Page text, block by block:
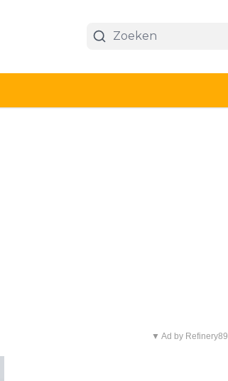
▼ Ad by Refinery89